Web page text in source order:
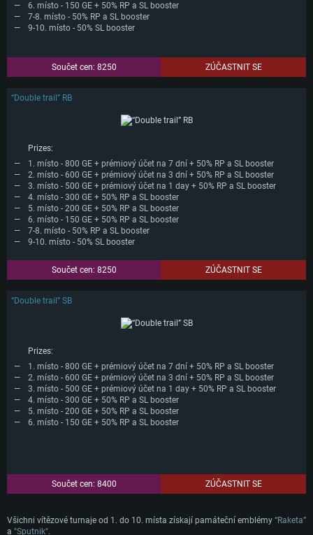
SYSTÉMOVÉ POŽADAVKY
Linux
OS: Windows 10 (64bitový)
OS: Mac OS Big Sur 11.0 nebo novější
OS: Většina moderních 64bitových distribucí Linuxu
6. místo - 150 GE + 50% RP a SL booster
7-8. místo - 50% RP a SL booster
9-10. místo - 50% SL booster
Součet cen: 8250 ZÚČASTNIT SE
“Double trail” RB
Prizes:
1. místo - 800 GE + prémiový účet na 7 dní + 50% RP a SL booster
2. místo - 600 GE + prémiový účet na 3 dní + 50% RP a SL booster
3. místo - 500 GE + prémiový účet na 1 day + 50% RP a SL booster
4. místo - 300 GE + 50% RP a SL booster
5. místo - 200 GE + 50% RP a SL booster
6. místo - 150 GE + 50% RP a SL booster
7-8. místo - 50% RP a SL booster
9-10. místo - 50% SL booster
Součet cen: 8250 ZÚČASTNIT SE
“Double trail” SB
Prizes:
1. místo - 800 GE + prémiový účet na 7 dní + 50% RP a SL booster
2. místo - 600 GE + prémiový účet na 3 dní + 50% RP a SL booster
3. místo - 500 GE + prémiový účet na 1 day + 50% RP a SL booster
4. místo - 300 GE + 50% RP a SL booster
5. místo - 200 GE + 50% RP a SL booster
6. místo - 150 GE + 50% RP a SL booster
Součet cen: 8400 ZÚČASTNIT SE
Všichni vítězové turnaje od 1. do 10. místa získají památeční emblémy “Raketa”
a "Sputnik".